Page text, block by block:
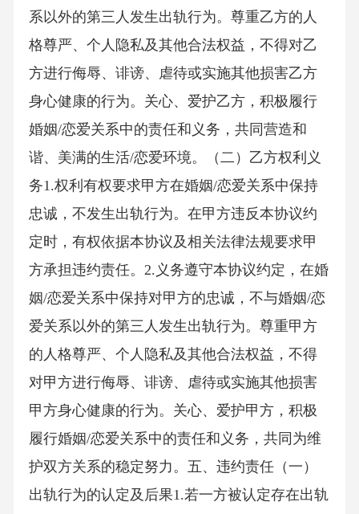
系以外的第三人发生出轨行为。尊重乙方的人
格尊严、个人隐私及其他合法权益，不得对乙
方进行侮辱、诽谤、虐待或实施其他损害乙方
身心健康的行为。关心、爱护乙方，积极履行
婚姻/恋爱关系中的责任和义务，共同营造和
谐、美满的生活/恋爱环境。（二）乙方权利义
务1.权利有权要求甲方在婚姻/恋爱关系中保持
忠诚，不发生出轨行为。在甲方违反本协议约
定时，有权依据本协议及相关法律法规要求甲
方承担违约责任。2.义务遵守本协议约定，在婚
姻/恋爱关系中保持对甲方的忠诚，不与婚姻/恋
爱关系以外的第三人发生出轨行为。尊重甲方
的人格尊严、个人隐私及其他合法权益，不得
对甲方进行侮辱、诽谤、虐待或实施其他损害
甲方身心健康的行为。关心、爱护甲方，积极
履行婚姻/恋爱关系中的责任和义务，共同为维
护双方关系的稳定努力。五、违约责任（一）
出轨行为的认定及后果1.若一方被认定存在出轨